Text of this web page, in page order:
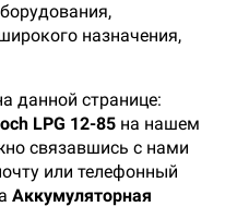
назначения,
данной странице:
LPG 12-85 на нашем
связавшись с нами
или телефонный
Аккумуляторная